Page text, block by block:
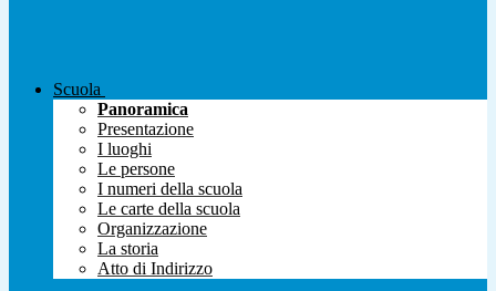
Scuola
Panoramica
Presentazione
I luoghi
Le persone
I numeri della scuola
Le carte della scuola
Organizzazione
La storia
Atto di Indirizzo